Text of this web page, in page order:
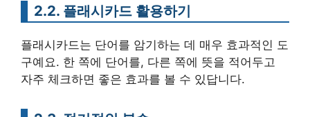
2.2. 플래시카드 활용하기
플래시카드는 단어를 암기하는 데 매우 효과적인 도
구예요. 한 쪽에 단어를, 다른 쪽에 뜻을 적어두고
자주 체크하면 좋은 효과를 볼 수 있답니다.